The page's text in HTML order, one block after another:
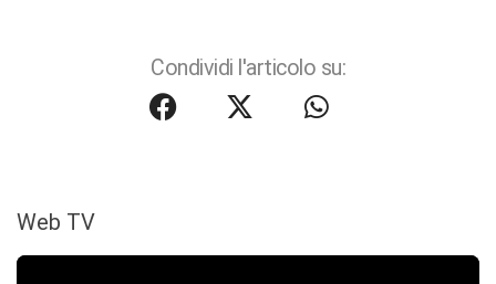
Condividi l'articolo su:
Web TV